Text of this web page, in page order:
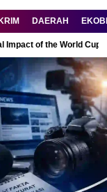
DAERAH
Impact of the World Cup